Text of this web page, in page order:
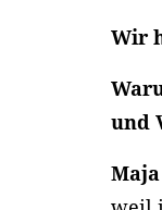
Wir
und